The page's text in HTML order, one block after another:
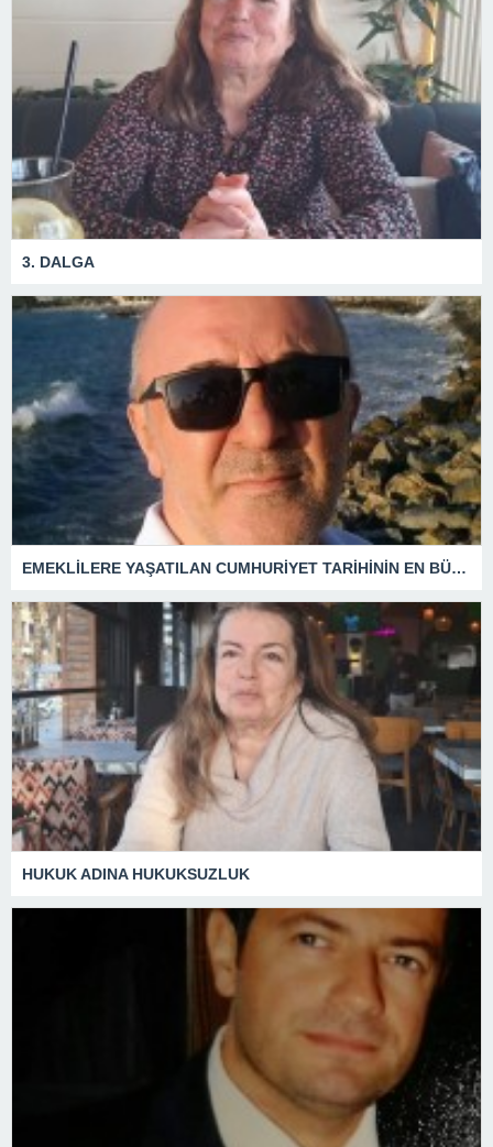
3. DALGA
EMEKLİLERE YAŞATILAN CUMHURİYET TARİHİNİN EN BÜYÜK ZULMÜNÜN DERİN ANALİZİ !
HUKUK ADINA HUKUKSUZLUK